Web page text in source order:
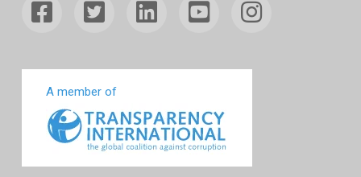
A member of